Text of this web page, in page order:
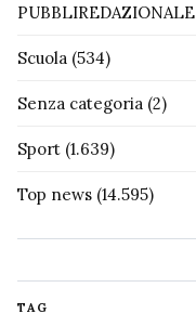
PUBBLIREDAZIONALE
Scuola (534)
Senza categoria (2)
Sport (1.639)
Top news (14.595)
TAG